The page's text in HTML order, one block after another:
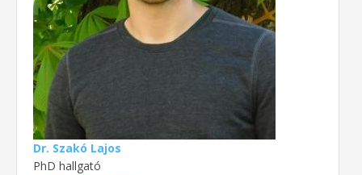
Dr. Szakó Lajos
PhD hallgató